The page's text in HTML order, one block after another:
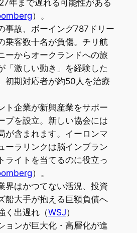
年まで遅れる可能性がある
）。
事故、ボーイング787ドリー
乗客数十名が負傷。チリ航
ーからオークランドへの旅
「激しい動き」を経験した
初期対応者が約50人を治療
ト企業が新興産業をサポー
プを設立。新しい協会には
が含まれます。イーロンマ
ーラリンクは脳インプラン
ライトを当てるのに役立っ
）。
界はかつてない活況、投資
船大手が抱える巨額負債へ
く出遅れ（WSJ）
ョンが巨大化・高層化が進